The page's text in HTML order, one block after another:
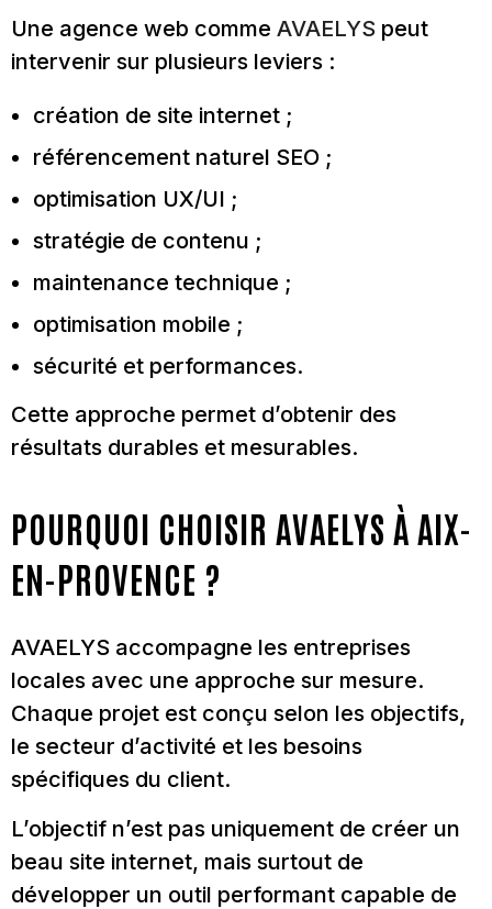
Une agence web comme AVAELYS peut
intervenir sur plusieurs leviers :
création de site internet ;
référencement naturel SEO ;
optimisation UX/UI ;
stratégie de contenu ;
maintenance technique ;
optimisation mobile ;
sécurité et performances.
Cette approche permet d’obtenir des
résultats durables et mesurables.
POURQUOI CHOISIR AVAELYS À AIX-
EN-PROVENCE ?
AVAELYS accompagne les entreprises
locales avec une approche sur mesure.
Chaque projet est conçu selon les objectifs,
le secteur d’activité et les besoins
spécifiques du client.
L’objectif n’est pas uniquement de créer un
beau site internet, mais surtout de
développer un outil performant capable de